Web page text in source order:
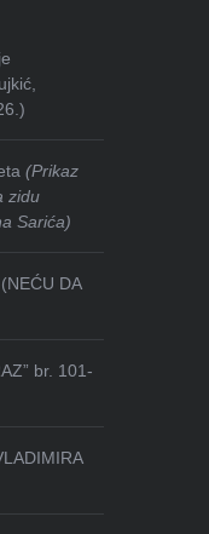
(Prikaz
zidu
Sarića)
DA
br. 101-